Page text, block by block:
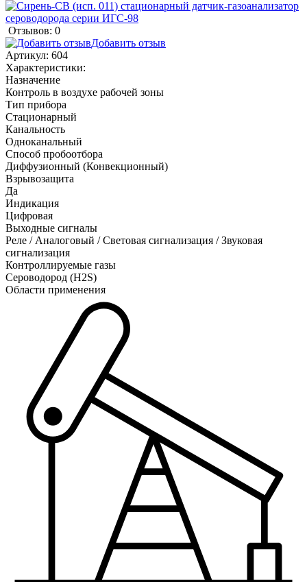
Отзывов: 0
Добавить отзыв
Артикул: 604
Характеристики:
Назначение
Контроль в воздухе рабочей зоны
Тип прибора
Стационарный
Канальность
Одноканальный
Способ пробоотбора
Диффузионный (Конвекционный)
Взрывозащита
Да
Индикация
Цифровая
Выходные сигналы
Реле / Аналоговый / Световая сигнализация / Звуковая
сигнализация
Контроллируемые газы
Сероводород (H2S)
Области применения